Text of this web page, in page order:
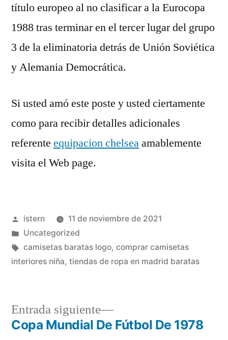
título europeo al no clasificar a la Eurocopa
1988 tras terminar en el tercer lugar del grupo
3 de la eliminatoria detrás de Unión Soviética
y Alemania Democrática.
Si usted amó este poste y usted ciertamente
como para recibir detalles adicionales
referente equipacion chelseaamablemente
visita el Web page.
Publicado
por
istern
11 de noviembre de 2021
Publicado
en
Uncategorized
Etiquetas:
camisetas baratas logo, comprar camisetas
interiores niña, tiendas de ropa en madrid baratas
Entrada siguiente
Entrada
siguiente:
Copa Mundial De Fútbol De 1978